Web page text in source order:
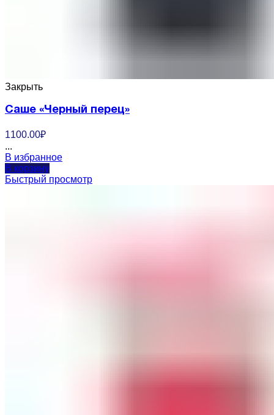
Закрыть
Саше «Черный перец»
1100.00₽
...
В избранное
В корзину
Быстрый просмотр